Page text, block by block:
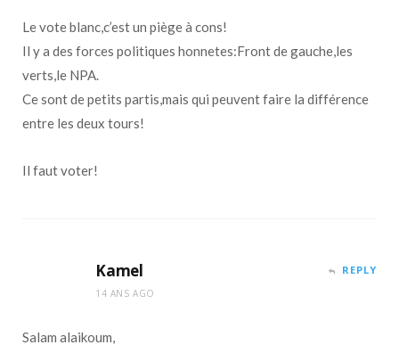
Le vote blanc,c’est un piège à cons!
Il y a des forces politiques honnetes:Front de gauche,les
verts,le NPA.
Ce sont de petits partis,mais qui peuvent faire la différence
entre les deux tours!
Il faut voter!
Kamel
14 ANS AGO
REPLY
Salam alaikoum,